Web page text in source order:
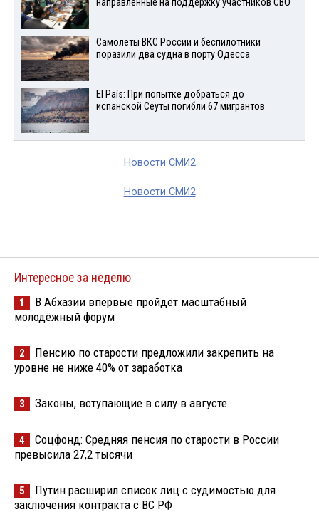
направленные на поддержку участников СВО
Самолеты ВКС России и беспилотники
поразили два судна в порту Одесса
El País: При попытке добраться до
испанской Сеуты погибли 67 мигрантов
Новости СМИ2
Новости СМИ2
Интересное за неделю
1
В Абхазии впервые пройдёт масштабный
молодёжный форум
2
Пенсию по старости предложили закрепить на
уровне не ниже 40% от заработка
3 Законы, вступающие в силу в августе
4
Соцфонд: Средняя пенсия по старости в России
превысила 27,2 тысячи
5
Путин расширил список лиц с судимостью для
заключения контракта с ВС РФ